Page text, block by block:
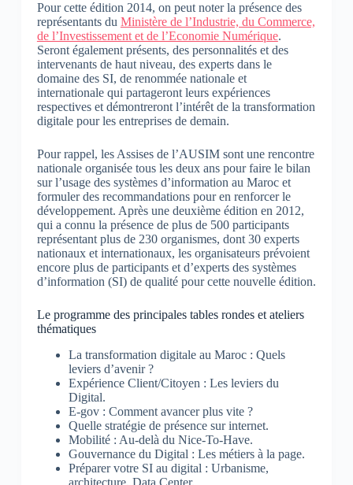
Pour cette édition 2014, on peut noter la présence des
représentants du Ministère de l’Industrie, du Commerce,
de l’Investissement et de l’Economie Numérique.
Seront également présents, des personnalités et des
intervenants de haut niveau, des experts dans le
domaine des SI, de renommée nationale et
internationale qui partageront leurs expériences
respectives et démontreront l’intérêt de la transformation
digitale pour les entreprises de demain.
Pour rappel, les Assises de l’AUSIM sont une rencontre
nationale organisée tous les deux ans pour faire le bilan
sur l’usage des systèmes d’information au Maroc et
formuler des recommandations pour en renforcer le
développement. Après une deuxième édition en 2012,
qui a connu la présence de plus de 500 participants
représentant plus de 230 organismes, dont 30 experts
nationaux et internationaux, les organisateurs prévoient
encore plus de participants et d’experts des systèmes
d’information (SI) de qualité pour cette nouvelle édition.
Le programme des principales tables rondes et ateliers
thématiques
La transformation digitale au Maroc : Quels
leviers d’avenir ?
Expérience Client/Citoyen : Les leviers du
Digital.
E-gov : Comment avancer plus vite ?
Quelle stratégie de présence sur internet.
Mobilité : Au-delà du Nice-To-Have.
Gouvernance du Digital : Les métiers à la page.
Préparer votre SI au digital : Urbanisme,